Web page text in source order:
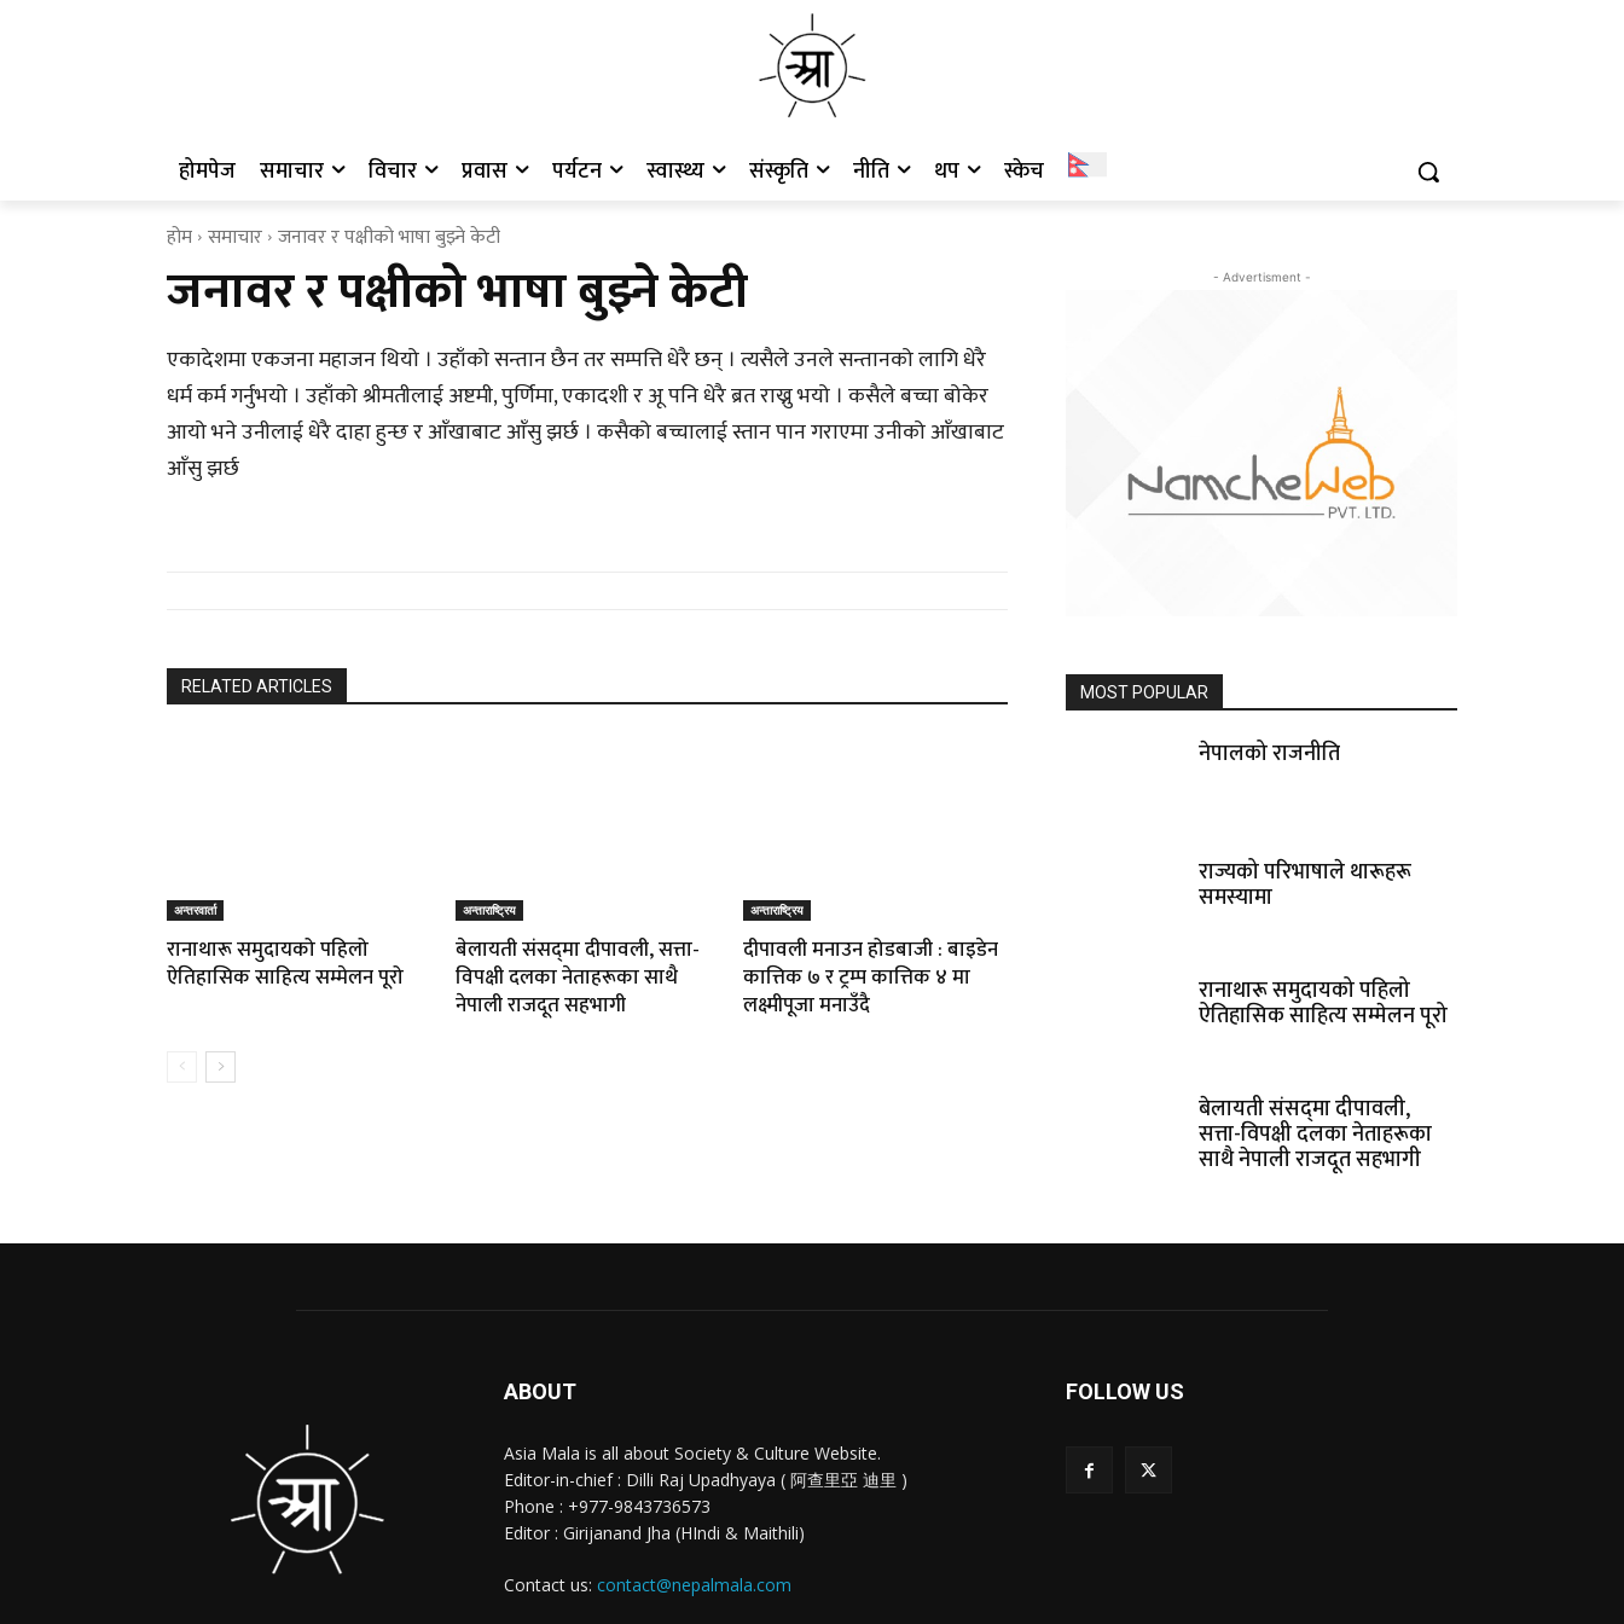
होमपेज समाचार विचार प्रवास पर्यटन स्वास्थ्य संस्कृति नीति थप स्केच
होम समाचार जनावर र पक्षीको भाषा बुझ्ने केटी
जनावर र पक्षीको भाषा बुझ्ने केटी
एकादेशमा एकजना महाजन थियो । उहाँको सन्तान छैन तर सम्पत्ति धेरै छन् । त्यसैले उनले सन्तानको लागि धेरै
धर्म कर्म गर्नुभयो । उहाँको श्रीमतीलाई अष्टमी, पुर्णिमा, एकादशी र अू पनि धेरै ब्रत राख्नु भयो । कसैले बच्चा बोकेर
आयो भने उनीलाई धेरै दाहा हुन्छ र आँखाबाट आँसु झर्छ । कसैको बच्चालाई स्तान पान गराएमा उनीको आँखाबाट
आँसु झर्छ
RELATED ARTICLES
अन्तरवार्ता
रानाथारू समुदायको पहिलो
ऐतिहासिक साहित्य सम्मेलन पूरो
अन्ताराष्ट्रिय
बेलायती संसद्‌मा दीपावली‚ सत्ता-
विपक्षी दलका नेताहरूका साथै
नेपाली राजदूत सहभागी
अन्ताराष्ट्रिय
दीपावली मनाउन होडबाजी : बाइडेन
कात्तिक ७ र ट्रम्प कात्तिक ४ मा
लक्ष्मीपूजा मनाउँदै
- Advertisment -
MOST POPULAR
नेपालको राजनीति
राज्यको परिभाषाले थारूहरू
समस्यामा
रानाथारू समुदायको पहिलो
ऐतिहासिक साहित्य सम्मेलन पूरो
बेलायती संसद्‌मा दीपावली‚
सत्ता-विपक्षी दलका नेताहरूका
साथै नेपाली राजदूत सहभागी
ABOUT
Asia Mala is all about Society & Culture Website.
Editor-in-chief : Dilli Raj Upadhyaya ( 阿查里亞 迪里 )
Phone : +977-9843736573
Editor : Girijanand Jha (HIndi & Maithili)
Contact us: contact@nepalmala.com
FOLLOW US